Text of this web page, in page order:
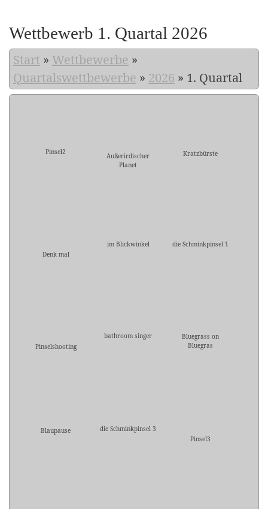
Wettbewerb 1. Quartal 2026
Start » Wettbewerbe »
Quartalswettbewerbe » 2026 » 1. Quartal
Pinsel2
Außerirdischer
Planet
Kratzbürste
Denk mal
im Blickwinkel die Schminkpinsel 1
Pinselshooting
bathroom singer
Bluegrass on
Bluegras
Blaupause
die Schminkpinsel 3
Pinsel3